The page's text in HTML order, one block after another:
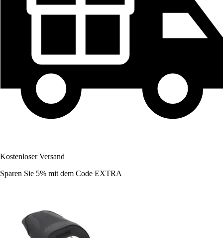
Kostenloser Versand
Sparen Sie 5% mit dem Code EXTRA